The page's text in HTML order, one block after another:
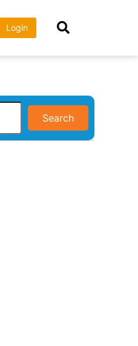
Login
Search